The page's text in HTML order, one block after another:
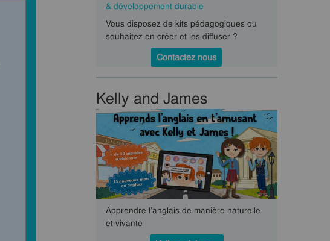
& développement durable
Vous disposez de kits pédagogiques ou
souhaitez en créer et les diffuser ?
Contactez nous
Kelly and James
Apprendre l’anglais de manière naturelle
et vivante